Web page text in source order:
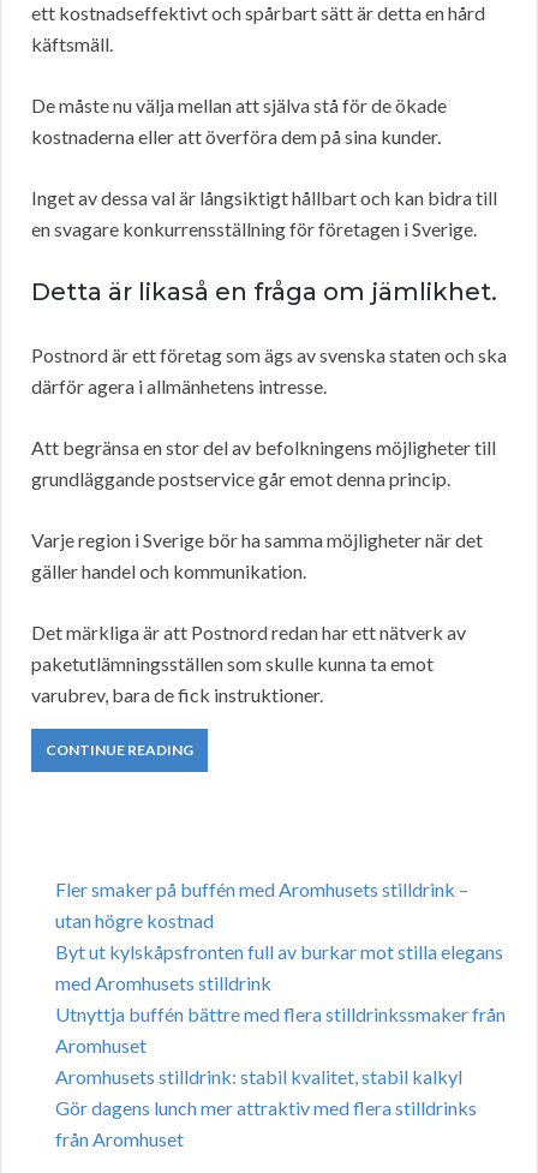
ett kostnadseffektivt och spårbart sätt är detta en hård
käftsmäll.
De måste nu välja mellan att själva stå för de ökade
kostnaderna eller att överföra dem på sina kunder.
Inget av dessa val är långsiktigt hållbart och kan bidra till
en svagare konkurrensställning för företagen i Sverige.
Detta är likaså en fråga om jämlikhet.
Postnord är ett företag som ägs av svenska staten och ska
därför agera i allmänhetens intresse.
Att begränsa en stor del av befolkningens möjligheter till
grundläggande postservice går emot denna princip.
Varje region i Sverige bör ha samma möjligheter när det
gäller handel och kommunikation.
Det märkliga är att Postnord redan har ett nätverk av
paketutlämningsställen som skulle kunna ta emot
varubrev, bara de fick instruktioner.
CONTINUE READING
Fler smaker på buffén med Aromhusets stilldrink –
utan högre kostnad
Byt ut kylskåpsfronten full av burkar mot stilla elegans
med Aromhusets stilldrink
Utnyttja buffén bättre med flera stilldrinkssmaker från
Aromhuset
Aromhusets stilldrink: stabil kvalitet, stabil kalkyl
Gör dagens lunch mer attraktiv med flera stilldrinks
från Aromhuset